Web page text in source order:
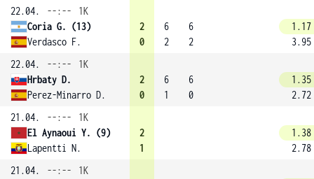
22.04.
--:--
1K
Coria G. (13)
Verdasco F.
2
0
6
2
6
2
1.17
3.95
22.04.
--:--
1K
Hrbaty D.
Perez-Minarro D.
2
0
6
1
6
0
1.35
2.72
21.04.
--:--
1K
El Aynaoui Y. (9)
Lapentti N.
2
1
1.38
2.78
21.04.
--:--
1K